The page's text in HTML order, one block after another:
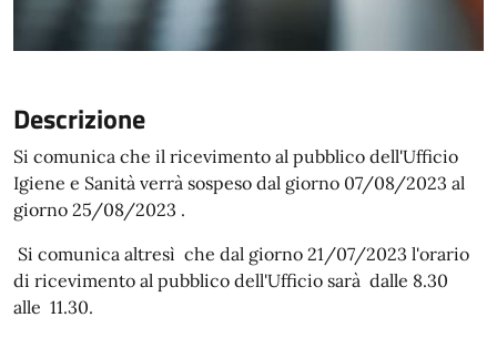
Descrizione
Si comunica che il ricevimento al pubblico dell'Ufficio
Igiene e Sanità verrà sospeso dal giorno 07/08/2023 al
giorno 25/08/2023 .
Si comunica altresì che dal giorno 21/07/2023 l'orario
di ricevimento al pubblico dell'Ufficio sarà dalle 8.30
alle 11.30.